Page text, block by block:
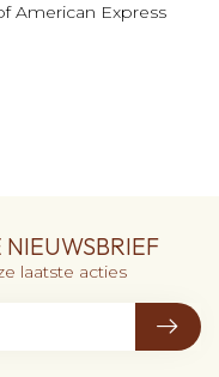
American Express
laatste acties